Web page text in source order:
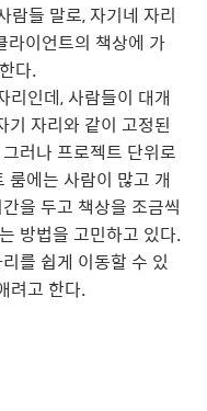
람들 말로, 자기네 자리
라이언트의 책상에 가
다.
리인데, 사람들이 대개
기 자리와 같이 고정된
러나 프로젝트 단위로
룸에는 사람이 많고 개
을 두고 책상을 조금씩
방법을 고민하고 있다.
를 쉽게 이동할 수 있
려고 한다.